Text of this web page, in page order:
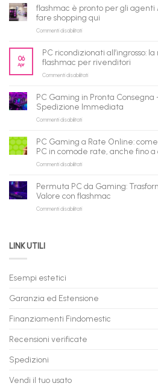
flashmac è pronto per gli agenti
fare shopping qui
Commenti disabilitatisu
pronto
per
gli
AI:
il
tuo
assistente
può
fare
qui
06
Apr
PC ricondizionati all’ingrosso:
flashmac per rivenditori
Commenti disabilitatisu
ricondizionati
all’ingrosso:
la
B2B
per
PC Gaming in Pronta Consegna
Spedizione Immediata
Commenti disabilitatisu
Gaming
in
Pronta
Consegna
Nuovi
Ricondizionati,
Spedizione
PC Gaming a Rate Online:
PC in comode rate, anche fino a
Commenti disabilitatisu
Gaming
Rate
Online:
anche
a
Permuta PC da Gaming:
Valore con flashmac
Commenti disabilitatisu
in
con
LINK UTILI
Esempi estetici
Garanzia ed Estensione
Finanziamenti Findomestic
Recensioni verificate
Spedizioni
Vendi il tuo usato